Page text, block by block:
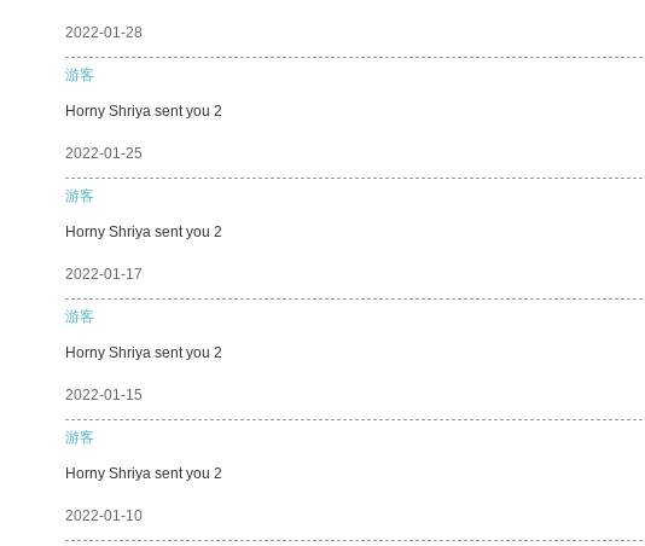
2022-01-28
游客
Horny Shriya sent you 2
2022-01-25
游客
Horny Shriya sent you 2
2022-01-17
游客
Horny Shriya sent you 2
2022-01-15
游客
Horny Shriya sent you 2
2022-01-10